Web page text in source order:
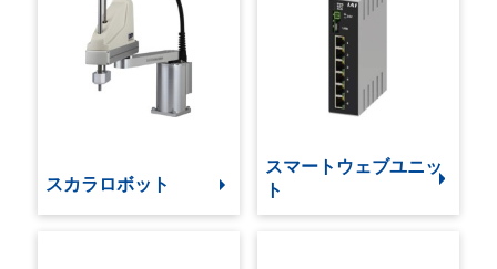
スカラロボット
スマートウェブユニッ
ト